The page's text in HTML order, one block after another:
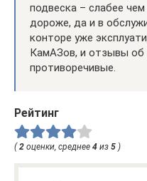
подвеска – слабее
дороже, да и в
конторе уже
КамАЗов, и отзывы об
противоречивые.
Рейтинг
(2 оценки, среднее 4 из 5 )